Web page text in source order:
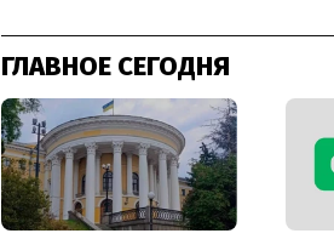
ГЛАВНОЕ СЕГОДНЯ